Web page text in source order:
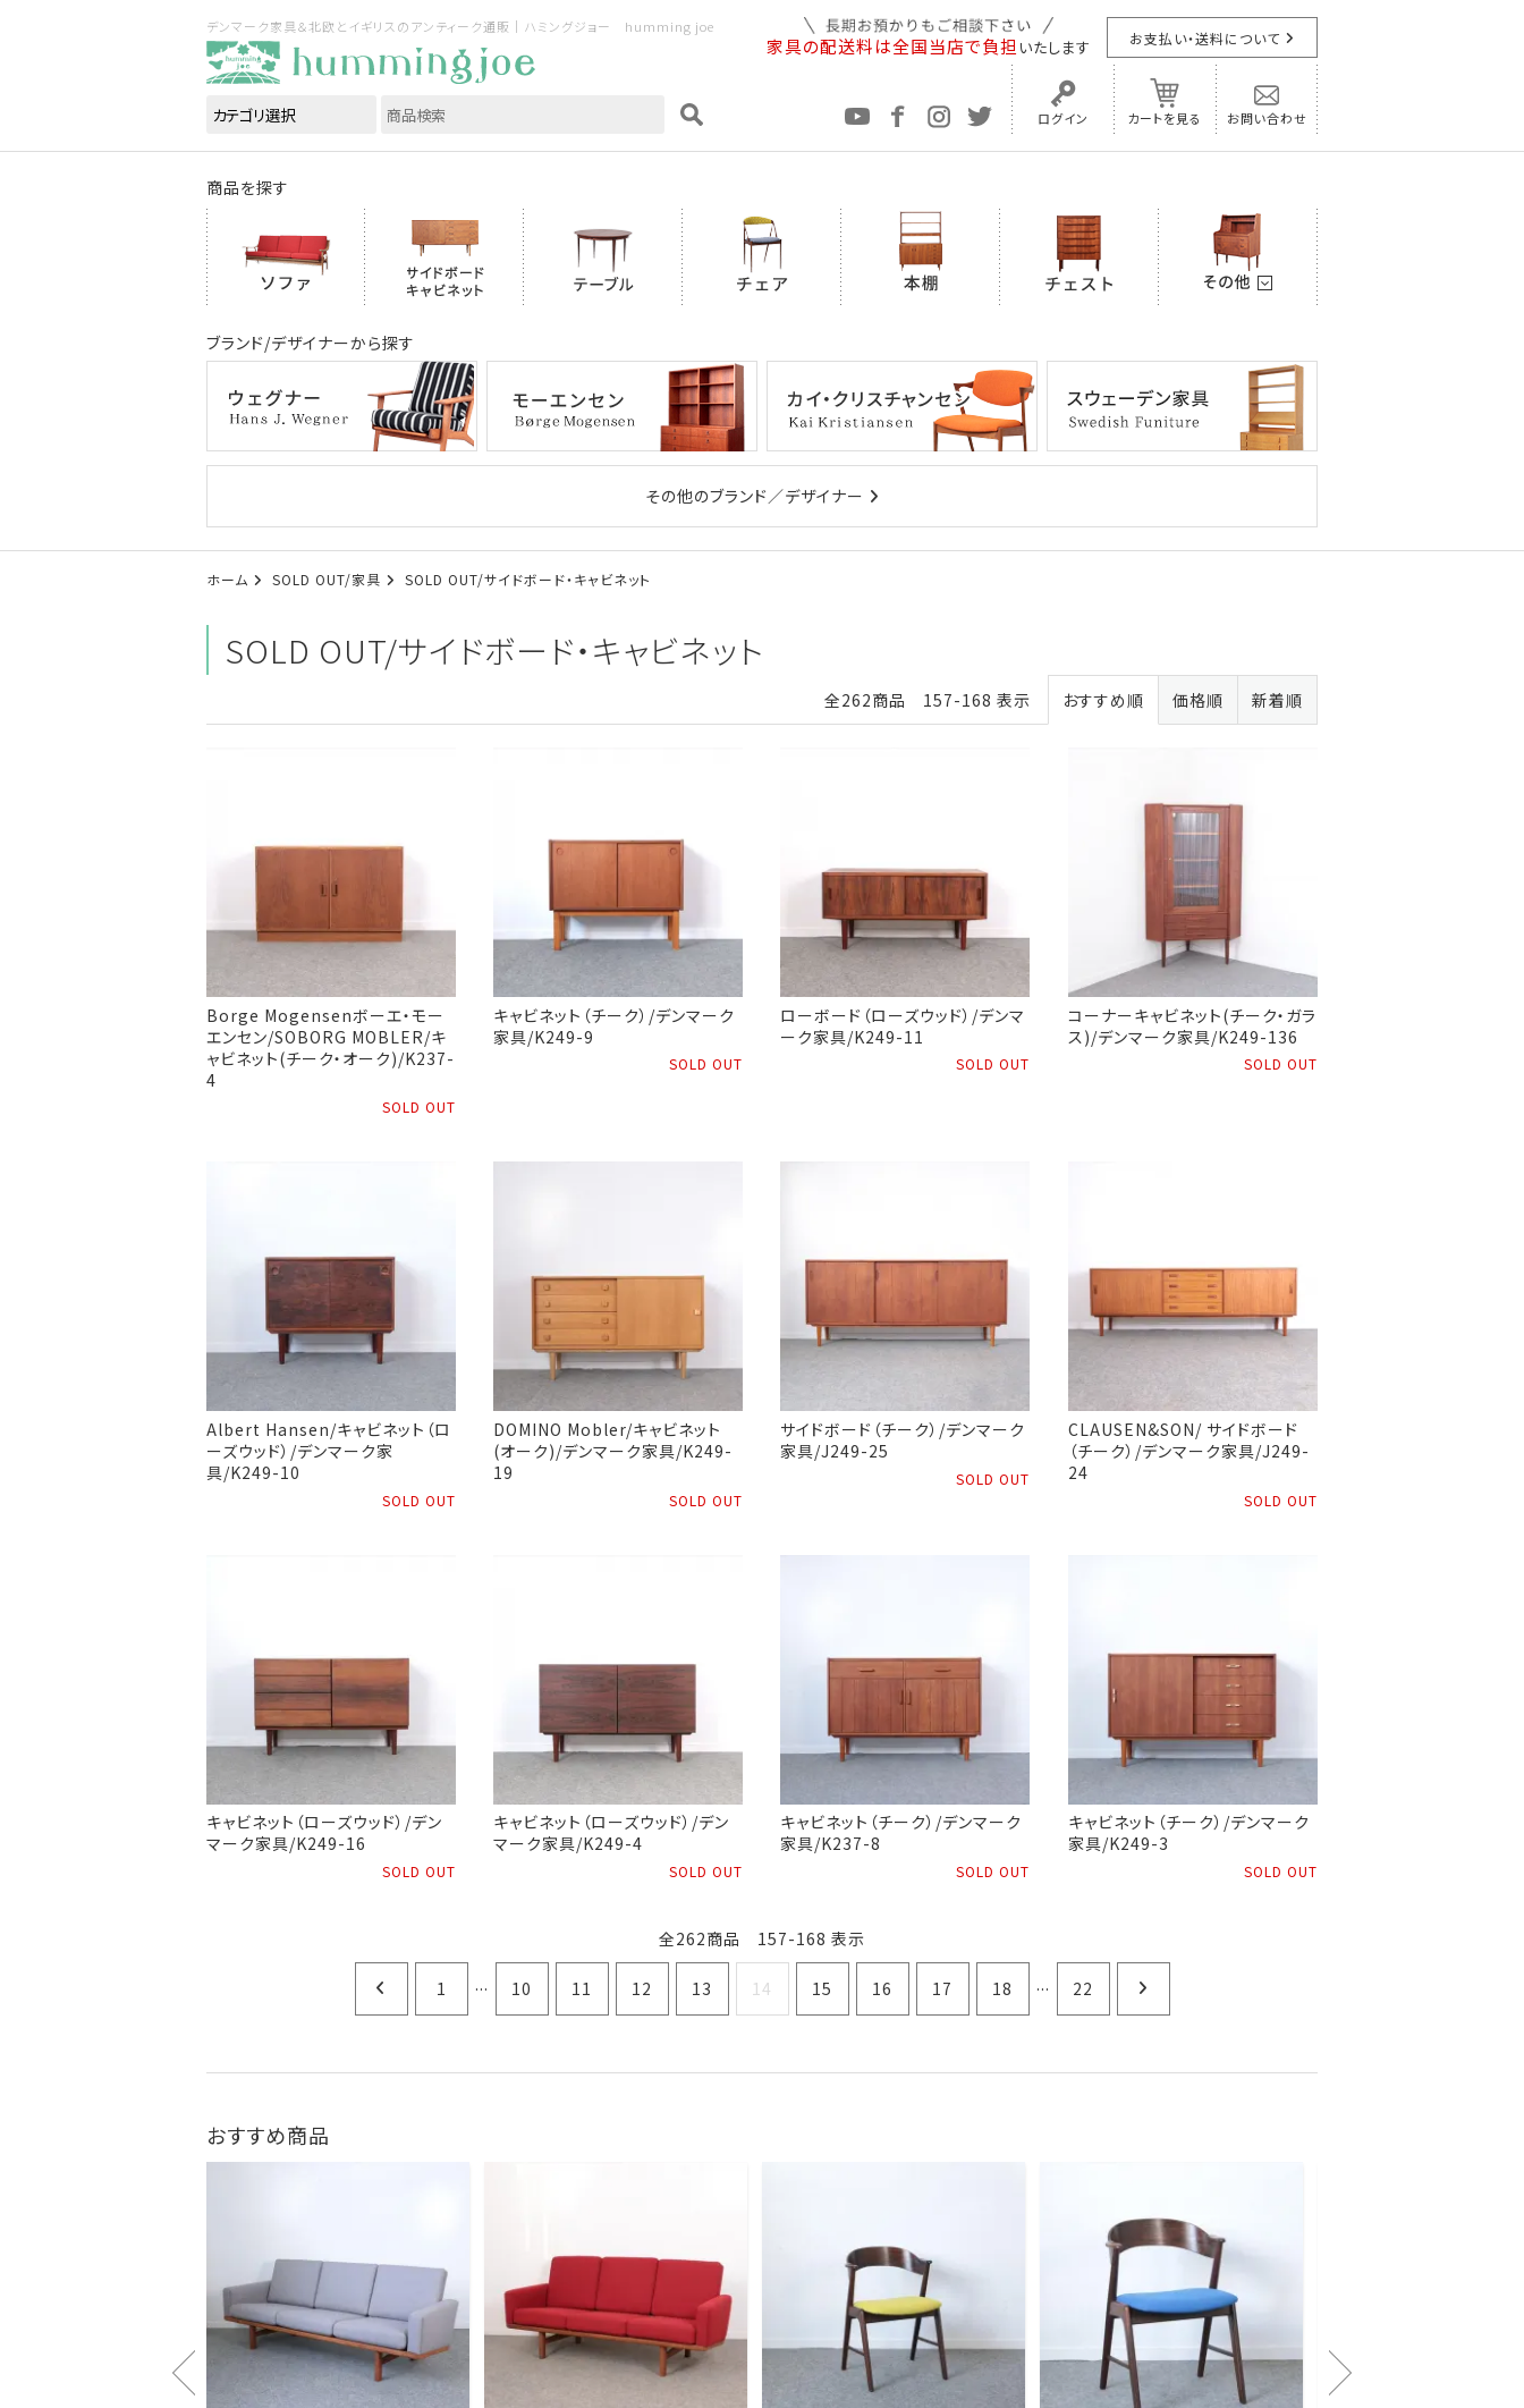
デンマーク家具＆北欧とイギリスのアンティーク通販｜ハミングジョー humming joe
家具の配送料は全国当店で負担 いたします お支払い・送料について
ログイン カートを見る お問い合わせ
商品を探す
ブランド/デザイナーから探す
その他のブランド／デザイナー
ホーム SOLD OUT/家具 SOLD OUT/サイドボード・キャビネット
SOLD OUT/サイドボード・キャビネット
全262商品 157-168 表示 おすすめ順 価格順 新着順
Borge Mogensenボーエ・モー
エンセン/SOBORG MOBLER/キ
ャビネット(チーク・オーク)/K237-
4
SOLD OUT
キャビネット（チーク）/デンマーク
家具/K249-9
SOLD OUT
ローボード（ローズウッド）/デンマ
ーク家具/K249-11
SOLD OUT
コーナーキャビネット(チーク・ガラ
ス)/デンマーク家具/K249-136
SOLD OUT
Albert Hansen/キャビネット（ロ
ーズウッド）/デンマーク家
具/K249-10
SOLD OUT
DOMINO Mobler/キャビネット
(オーク)/デンマーク家具/K249-
19
SOLD OUT
サイドボード（チーク）/デンマーク
家具/J249-25
SOLD OUT
CLAUSEN&SON/ サイドボード
（チーク）/デンマーク家具/J249-
24
SOLD OUT
キャビネット（ローズウッド）/デン
マーク家具/K249-16
SOLD OUT
キャビネット（ローズウッド）/デン
マーク家具/K249-4
SOLD OUT
キャビネット（チーク）/デンマーク
家具/K237-8
SOLD OUT
キャビネット（チーク）/デンマーク
家具/K249-3
SOLD OUT
全262商品 157-168 表示
1 ... 10 11 12 13 14 15 16 17 18 ... 22
おすすめ商品